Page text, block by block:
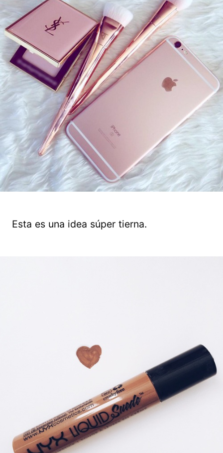
Esta es una idea súper tierna.